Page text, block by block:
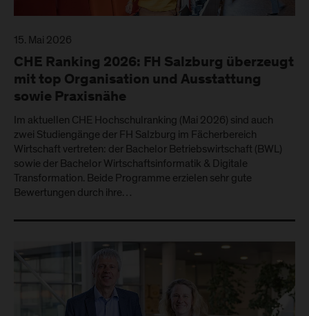
15. Mai 2026
CHE Ranking 2026: FH Salzburg überzeugt
mit top Organisation und Ausstattung
sowie Praxisnähe
Im aktuellen CHE Hochschulranking (Mai 2026) sind auch
zwei Studiengänge der FH Salzburg im Fächerbereich
Wirtschaft vertreten: der Bachelor Betriebswirtschaft (BWL)
sowie der Bachelor Wirtschaftsinformatik & Digitale
Transformation. Beide Programme erzielen sehr gute
Bewertungen durch ihre…